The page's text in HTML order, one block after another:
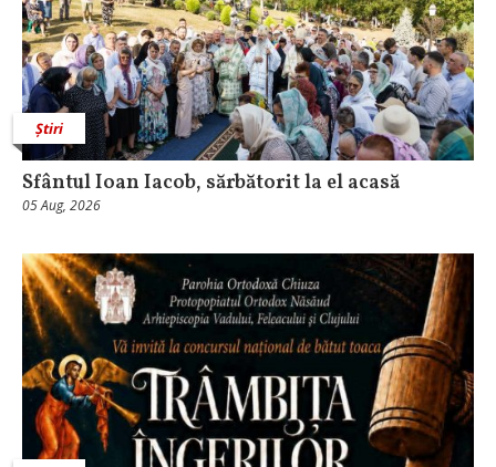
Știri
Sfântul Ioan Iacob, sărbătorit la el acasă
05 Aug, 2026